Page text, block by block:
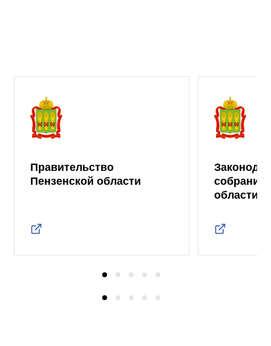
Правительство
Пензенской области
собрание
области